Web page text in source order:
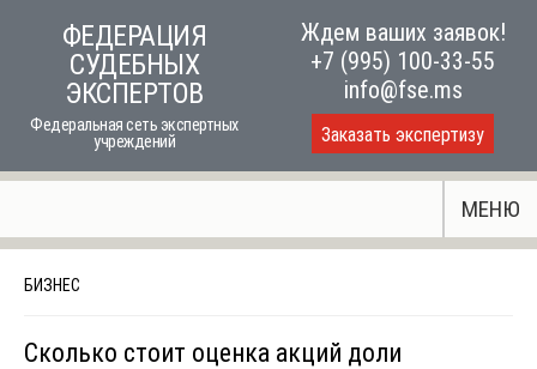
ФЕДЕРАЦИЯ
СУДЕБНЫХ
ЭКСПЕРТОВ
Федеральная сеть экспертных
учреждений
Ждем ваших заявок!
+7 (995) 100-33-55
info@fse.ms
Заказать экспертизу
МЕНЮ
БИЗНЕС
Сколько стоит оценка акций доли